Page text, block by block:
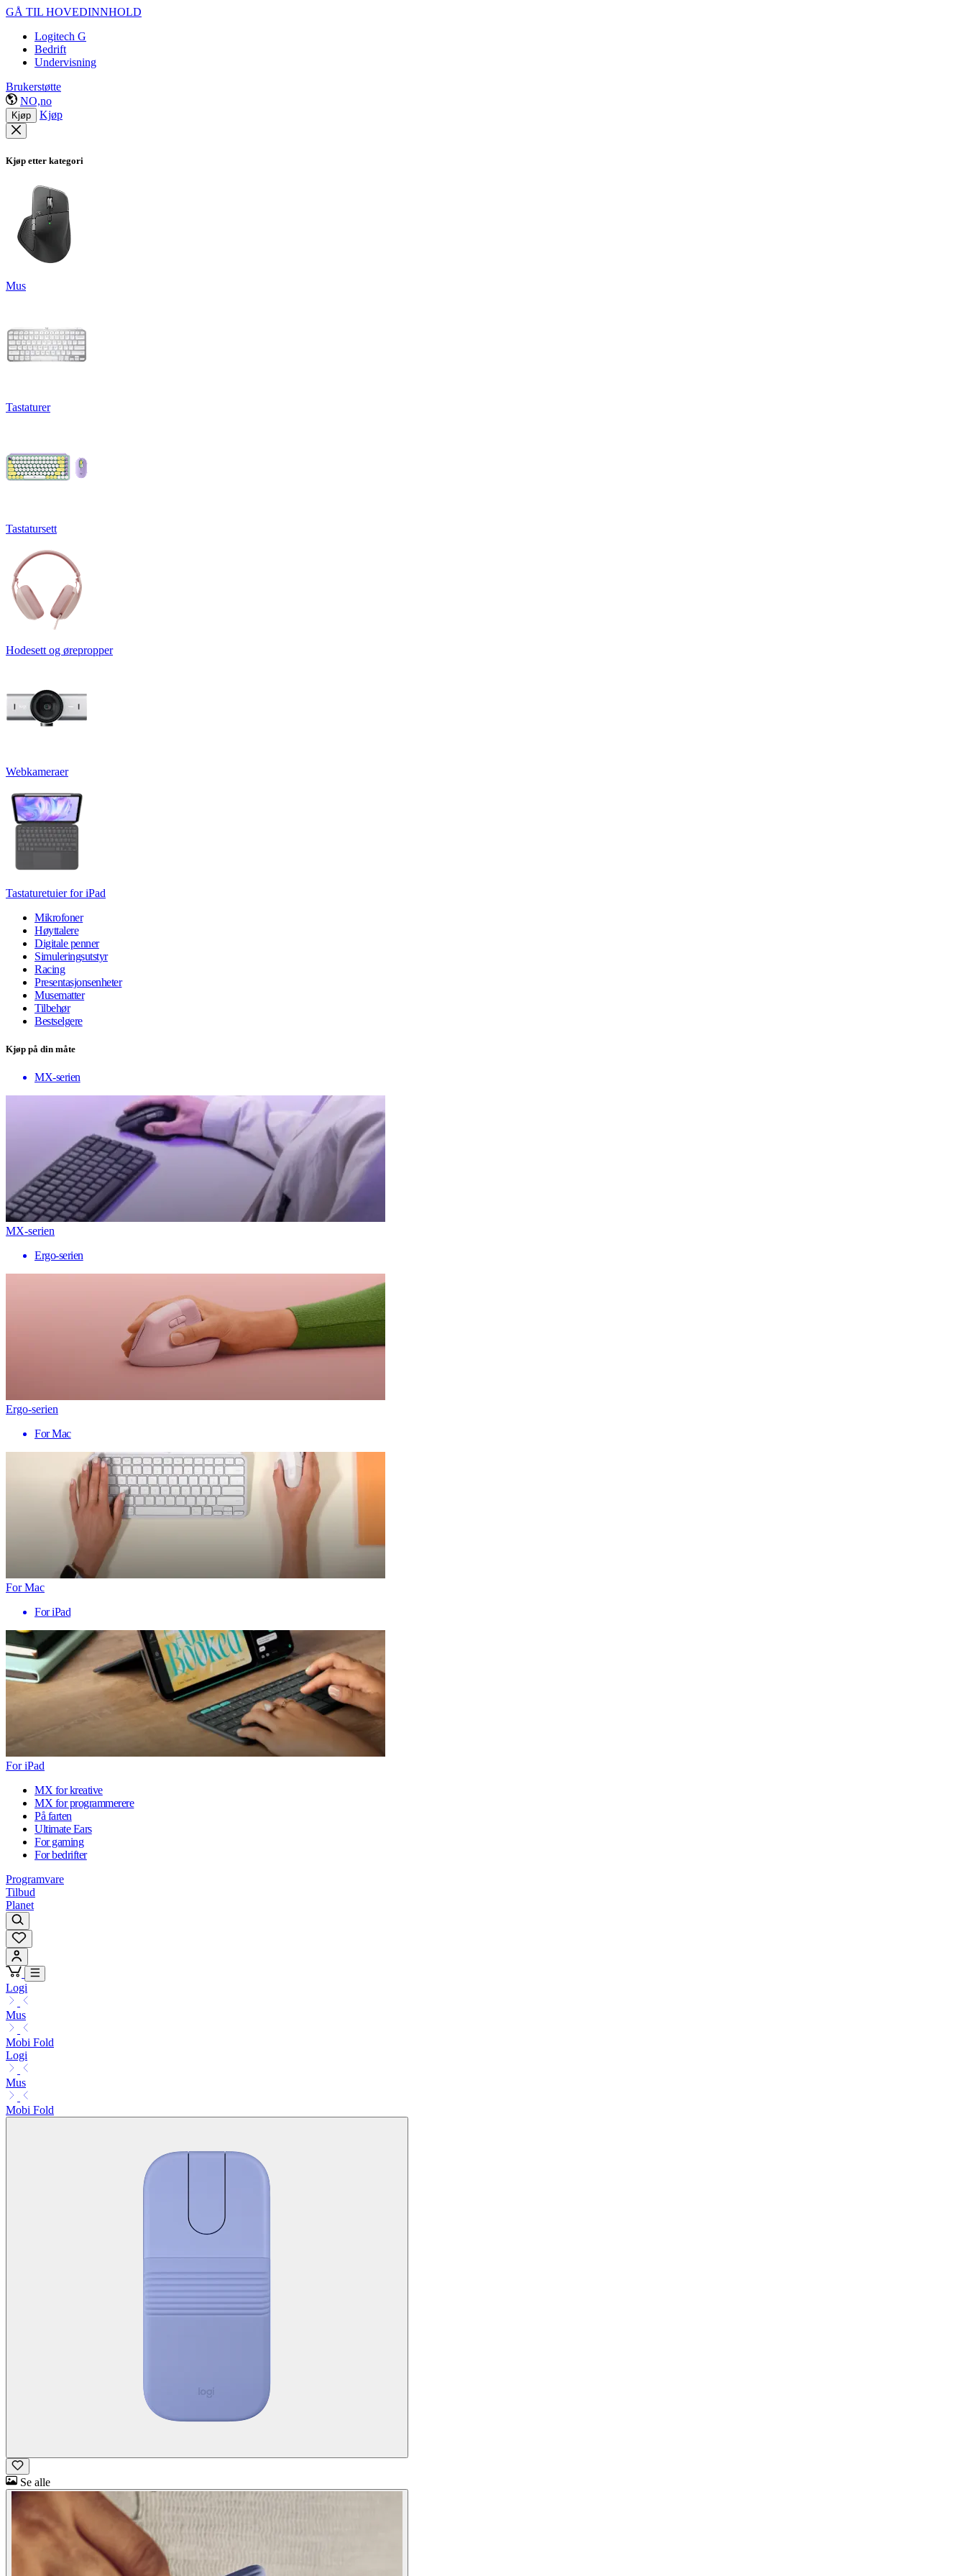
GÅ TIL HOVEDINNHOLD
Logitech G
Bedrift
Undervisning
Brukerstøtte
NO,no
Kjøp Kjøp
Kjøp etter kategori
Mus
Tastaturer
Tastatursett
Hodesett og ørepropper
Webkameraer
Tastaturetuier for iPad
Mikrofoner
Høyttalere
Digitale penner
Simuleringsutstyr
Racing
Presentasjonsenheter
Musematter
Tilbehør
Bestselgere
Kjøp på din måte
MX-serien
MX-serien
Ergo-serien
Ergo-serien
For Mac
For Mac
For iPad
For iPad
MX for kreative
MX for programmerere
På farten
Ultimate Ears
For gaming
For bedrifter
Programvare
Tilbud
Planet
Logi
Mus
Mobi Fold
Logi
Mus
Mobi Fold
Se alle